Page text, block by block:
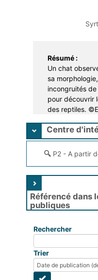
Résumé :
Un chat
sa
incongruités
pour découvrir
des reptiles.
Centre
P2 - A partir
Référencé dans
publiques
Rechercher
Trier